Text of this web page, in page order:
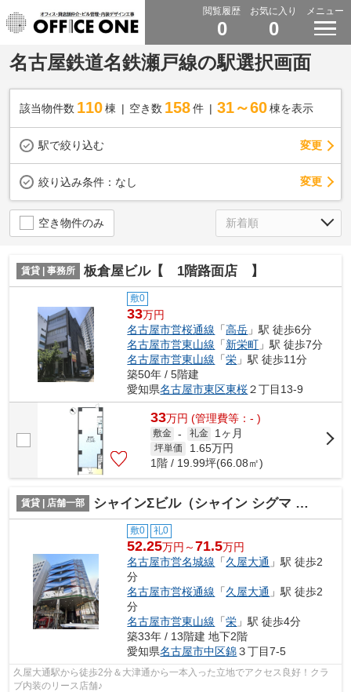
閲覧履歴
0
お気に入り
0
メニュー
名古屋鉄道名鉄瀬戸線の駅選択画面
該当物件数 110棟 空き数 158 件 31～60 棟を表示
駅で絞り込む 変更
絞り込み条件： なし 変更
空き物件のみ
賃貸 | 事務所 板倉屋ビル【 1階路面店 】
敷0
33万円
名古屋市営桜通線 「高岳 」駅 徒歩6分
名古屋市営東山線 「新栄町 」駅 徒歩7分
名古屋市営東山線 「栄 」駅 徒歩11分
築50年 / 5階建
愛知県名古屋市東区東桜２丁目13-9
33万円 (管理費等：- )
敷金 - 礼金 1ヶ月
坪単価 1.65万円
1階 / 19.99坪(66.08㎡)
賃貸 | 店舗一部 シャインΣビル（シャイン シグマ ビル）【 飲食系おすすめ 】
敷0 礼0
52.25万円～71.5万円
名古屋市営名城線 「久屋大通 」駅 徒歩2
分
名古屋市営桜通線 「久屋大通 」駅 徒歩2
分
名古屋市営東山線 「栄 」駅 徒歩4分
築33年 / 13階建 地下2階
愛知県名古屋市中区錦３丁目7-5
久屋大通駅から徒歩2分＆大津通から一本入った立地でアクセス良好！クラ
ブ内装のリース店舗♪